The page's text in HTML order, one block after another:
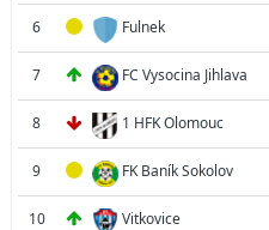
6 Fulnek
7 FC Vysocina Jihlava
8 1 HFK Olomouc
9 FK Baník Sokolov
10 Vitkovice